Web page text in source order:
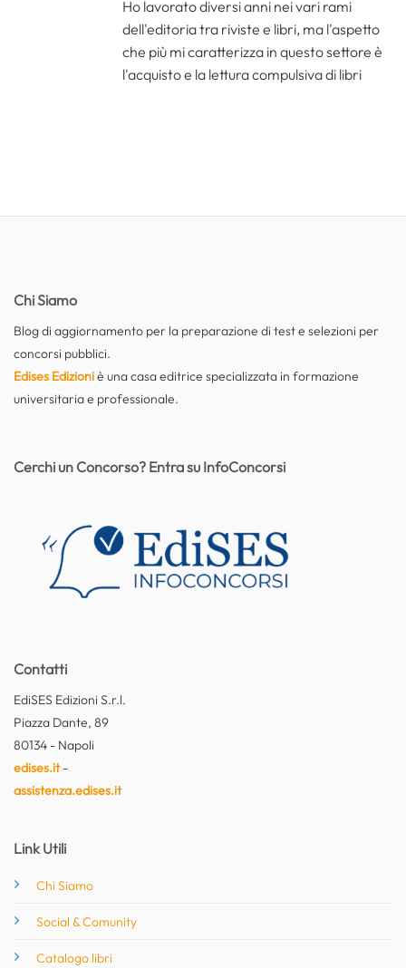
Ho lavorato diversi anni nei vari rami
dell'editoria tra riviste e libri, ma l'aspetto
che più mi caratterizza in questo settore è
l'acquisto e la lettura compulsiva di libri
Chi Siamo
Blog di aggiornamento per la preparazione di test e selezioni per
concorsi pubblici.
Edises Edizioniè una casa editrice specializzata in formazione
universitaria e professionale.
Contatti
EdiSES Edizioni S.r.l.
Piazza Dante, 89
80134 - Napoli
edises.it-
assistenza.edises.it
Link Utili
Chi Siamo
Social & Comunity
Catalogo libri
Cerchi un Concorso? Entra su InfoConcorsi